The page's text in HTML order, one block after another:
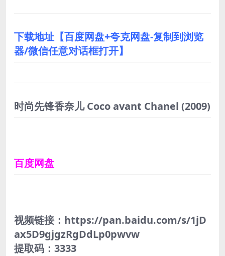
下载地址【百度网盘+夸克网盘-复制到浏览
器/微信任意对话框打开】
时尚先锋香奈儿 Coco avant Chanel (2009)
百度网盘
视频链接：https://pan.baidu.com/s/1jD
ax5D9gjgzRgDdLp0pwvw
提取码：3333